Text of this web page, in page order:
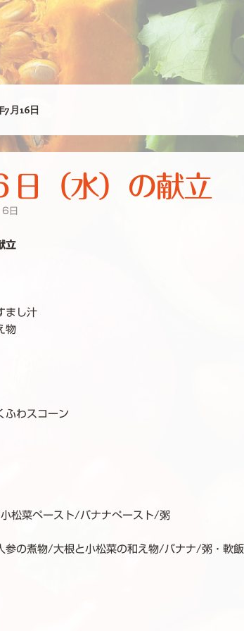
7月16日
日（水）の献立
日
立
まし汁
物
ふわスコーン
松菜ペースト/バナナぺースト/粥
参の煮物/大根と小松菜の和え物/バナナ/粥・軟飯